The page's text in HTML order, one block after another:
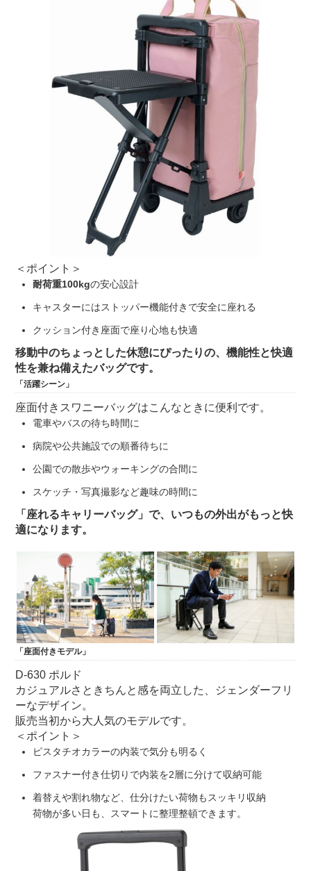
＜ポイント＞
耐荷重100kgの安心設計
キャスターにはストッパー機能付きで安全に座れる
クッション付き座面で座り心地も快適
移動中のちょっとした休憩にぴったりの、機能性と快適
性を兼ね備えたバッグです。
「活躍シーン」
座面付きスワニーバッグはこんなときに便利です。
電車やバスの待ち時間に
病院や公共施設での順番待ちに
公園での散歩やウォーキングの合間に
スケッチ・写真撮影など趣味の時間に
「座れるキャリーバッグ」で、いつもの外出がもっと快
適になります。
「座面付きモデル」
D-630 ポルド
カジュアルさときちんと感を両立した、ジェンダーフリ
ーなデザイン。
販売当初から大人気のモデルです。
＜ポイント＞
ピスタチオカラーの内装で気分も明るく
ファスナー付き仕切りで内装を2層に分けて収納可能
着替えや割れ物など、仕分けたい荷物もスッキリ収納
荷物が多い日も、スマートに整理整頓できます。